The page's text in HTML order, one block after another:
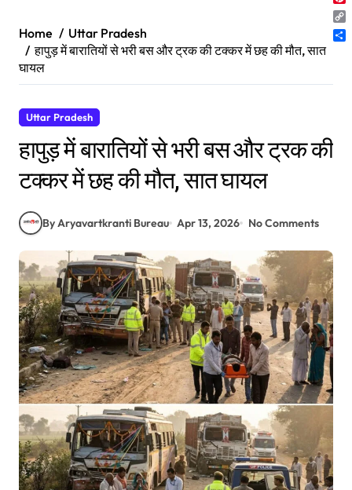
Home
Uttar Pradesh
हापुड़ में बारातियों से भरी बस और ट्रक की टक्कर में छह की मौत, सात
घायल
Uttar Pradesh
हापुड़ में बारातियों से भरी बस और ट्रक की
टक्कर में छह की मौत, सात घायल
By Aryavartkranti Bureau Apr 13, 2026 No Comments